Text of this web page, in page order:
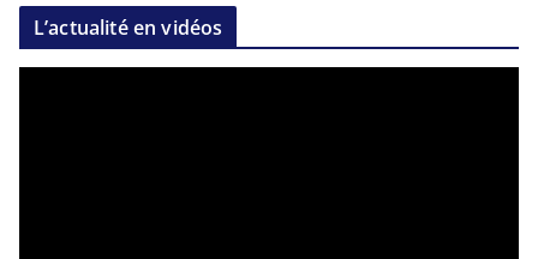
L’actualité en vidéos